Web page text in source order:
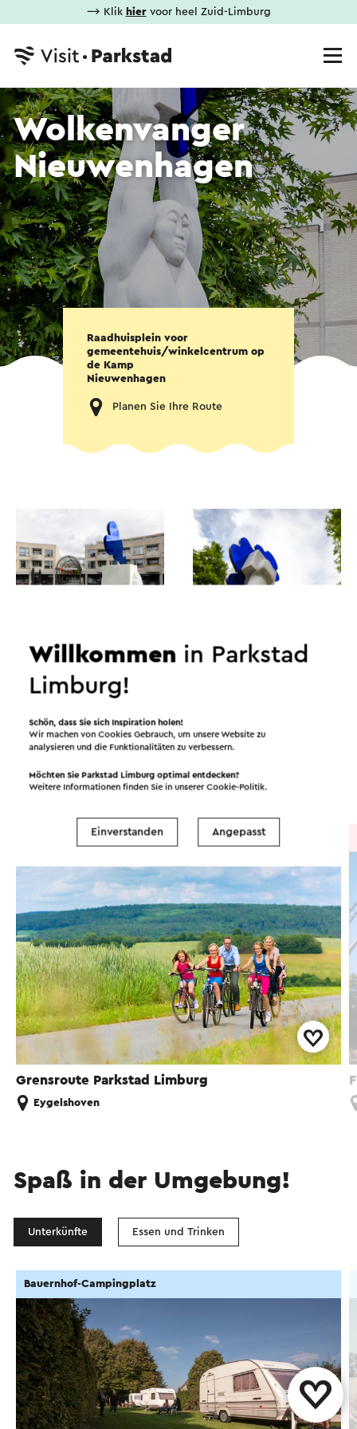
⟶ Klik hiervoor heel Zuid-Limburg
Wolkenvanger
Nieuwenhagen
Raadhuisplein voor
gemeentehuis/winkelcentrum op
de Kamp
Nieuwenhagen
Planen Sie Ihre Route
Routen in der Region
Radfahren Mountainbike Wandern
Grensroute Parkstad Limburg
Eygelshoven
Spaß in der Umgebung!
Unterkünfte Essen und Trinken
Bauernhof-Campingplatz
Willkommen in Parkstad
Limburg!
Schön, dass Sie sich Inspiration holen!
Wir machen von Cookies Gebrauch, um unsere Website zu
analysieren und die Funktionalitäten zu verbessern.
Möchten Sie Parkstad Limburg optimal entdecken?
Weitere Informationen finden Sie in unsererCookie-Politik.
Einverstanden Angepasst